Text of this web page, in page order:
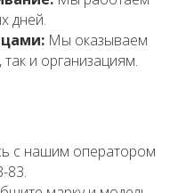
дней.
Мы оказываем
и организациям.
с нашим оператором
83.